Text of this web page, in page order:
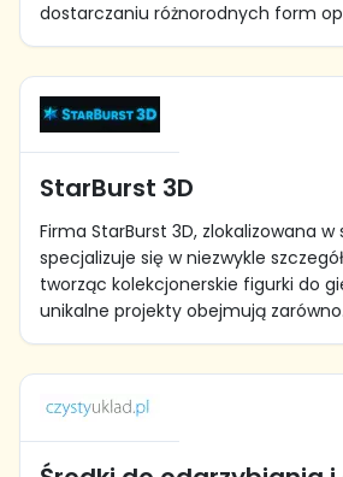
dostarczaniu różnorodnych form
StarBurst 3D
Firma StarBurst 3D, zlokalizowana w
specjalizuje się w niezwykle
tworząc kolekcjonerskie figurki do
unikalne projekty obejmują